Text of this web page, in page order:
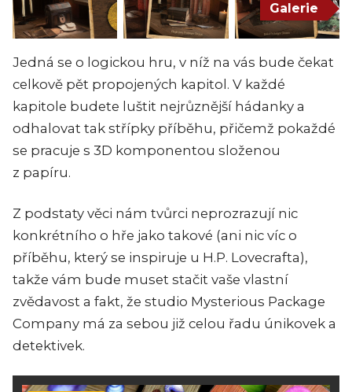
Galerie
Jedná se o logickou hru, v níž na vás bude čekat
celkově pět propojených kapitol. V každé
kapitole budete luštit nejrůznější hádanky a
odhalovat tak střípky příběhu, přičemž pokaždé
se pracuje s 3D komponentou složenou
z papíru.
Z podstaty věci nám tvůrci neprozrazují nic
konkrétního o hře jako takové (ani nic víc o
příběhu, který se inspiruje u H.P. Lovecrafta),
takže vám bude muset stačit vaše vlastní
zvědavost a fakt, že studio Mysterious Package
Company má za sebou již celou řadu únikovek a
detektivek.